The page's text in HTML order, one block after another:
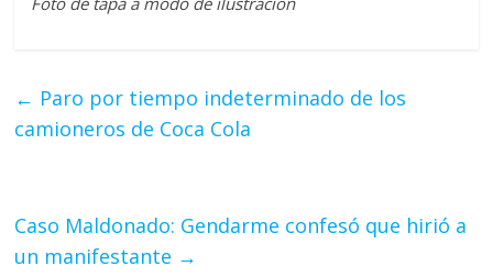
← Paro por tiempo indeterminado de los
camioneros de Coca Cola
Caso Maldonado: Gendarme confesó que hirió a
un manifestante →